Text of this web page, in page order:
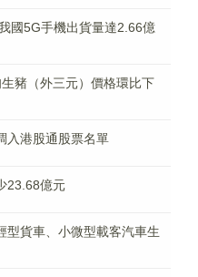
國5G手機出貨量達2.66億
豬（外三元）價格環比下
入港股通股票名單
23.68億元
型貨車、小微型載客汽車生